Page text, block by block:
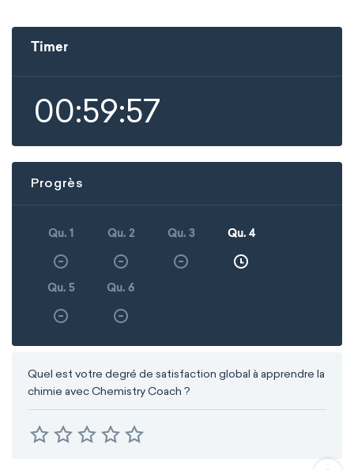
Timer
00:59:57
Progrès
Qu. 1 Qu. 2 Qu. 3 Qu. 4
Qu. 5 Qu. 6
Quel est votre degré de satisfaction global à apprendre la
chimie avec Chemistry Coach ?